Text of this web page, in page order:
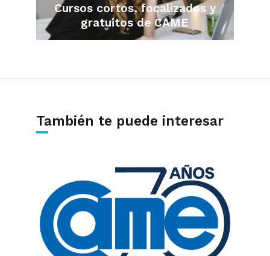
Cursos cortos, focalizados y
gratuitos de CAME
También te puede interesar